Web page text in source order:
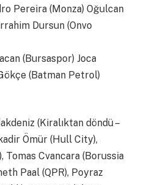
Pereira (Monza) Oğulcan
Dursun (Onvo
(Bursaspor) Joca
(Batman Petrol)
(Kiralıktan döndü –
Ömür (Hull City),
Cvancara (Borussia
Paal (QPR), Poyraz